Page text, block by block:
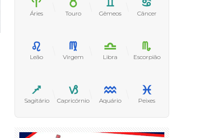
Áries Touro Gêmeos Câncer
Leão Virgem Libra Escorpião
Sagitário Capricórnio Aquário Peixes